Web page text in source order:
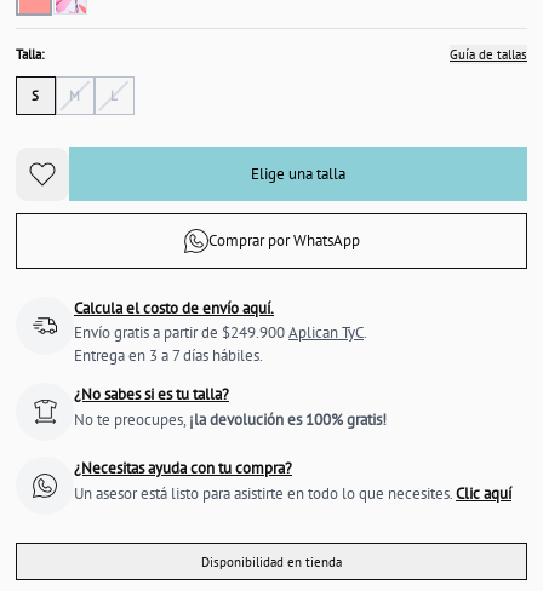
Talla: Guía de tallas
S M L
Elige una talla
Comprar por WhatsApp
Calcula el costo de envío aquí.
Envío gratis a partir de $249.900Aplican TyC.
Entrega en 3 a 7 días hábiles.
¿No sabes si es tu talla?
No te preocupes, ¡la devolución es 100% gratis!
¿Necesitas ayuda con tu compra?
Un asesor está listo para asistirte en todo lo que necesites.Clic aquí
Disponibilidad en tienda